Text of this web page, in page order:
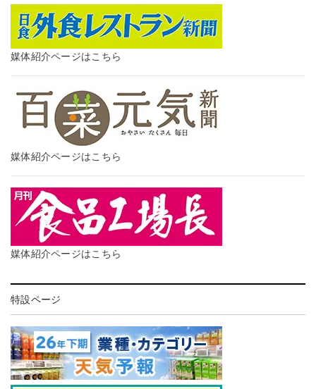
媒体紹介ページはこちら
媒体紹介ページはこちら
媒体紹介ページはこちら
特設ページ